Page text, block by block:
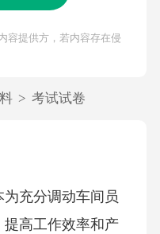
容提供方，若内容存在侵
> 考试试卷
充分调动车间员
高工作效率和产